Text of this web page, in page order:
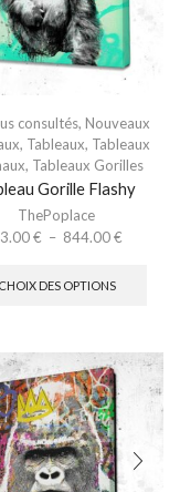
consultés, Nouveaux
, Tableaux, Tableaux
, Tableaux Gorilles
Gorille Flashy
ThePoplace
€ – 844.00€
CHOIX DES OPTIONS